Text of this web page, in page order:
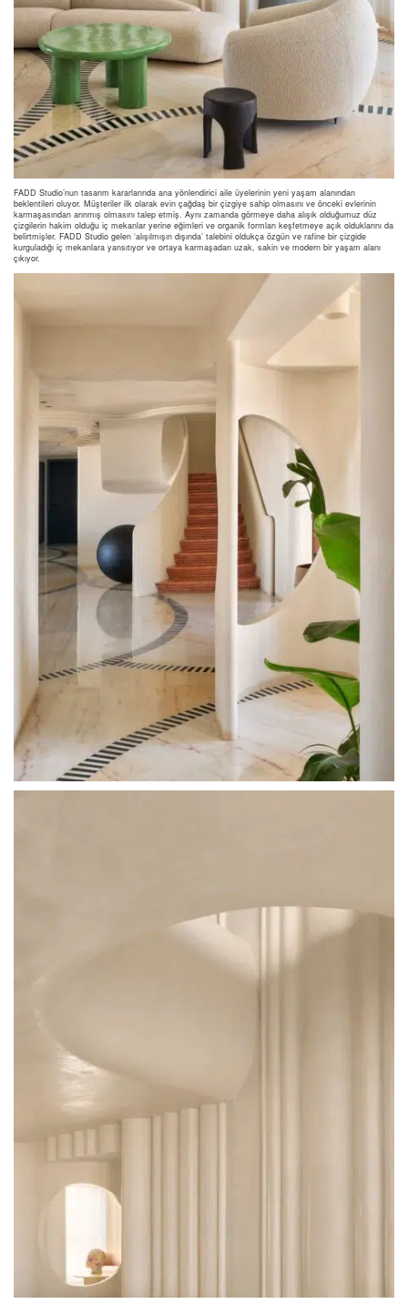
FADD Studio’nun tasarım kararlarında ana yönlendirici aile üyelerinin yeni yaşam alanından
beklentileri oluyor. Müşteriler ilk olarak evin çağdaş bir çizgiye sahip olmasını ve önceki evlerinin
karmaşasından arınmış olmasını talep etmiş. Aynı zamanda görmeye daha alışık olduğumuz düz
çizgilerin hakim olduğu iç mekanlar yerine eğimleri ve organik formları keşfetmeye açık olduklarını da
belirtmişler. FADD Studio gelen ‘alışılmışın dışında’ talebini oldukça özgün ve rafine bir çizgide
kurguladığı iç mekanlara yansıtıyor ve ortaya karmaşadan uzak, sakin ve modern bir yaşam alanı
çıkıyor.